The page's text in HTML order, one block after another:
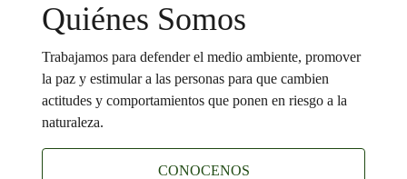
Quiénes Somos
Trabajamos para defender el medio ambiente, promover
la paz y estimular a las personas para que cambien
actitudes y comportamientos que ponen en riesgo a la
naturaleza.
CONOCENOS